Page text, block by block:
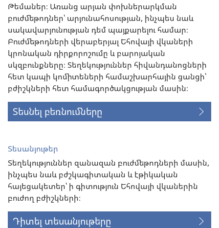
Թեմաներ։ Առանց արյան փոխներարկման
բուժմեթոդներ՝ արյունահոսության, ինչպես նաև
սակավարյունության դեմ պայքարելու համար։
Բուժմեթոդների վերաբերյալ Եհովայի վկաների
կրոնական դիրքորոշումը և բարոյական
սկզբունքները։ Տեղեկություններ հիվանդանոցների
հետ կապի կոմիտեների համաշխարհային ցանցի՝
բժիշկների հետ համագործակցության մասին։
Տեսնել բեռնումները
Տեսանյութեր
Տեղեկություններ զանազան բուժմեթոդների մասին,
ինչպես նաև բժշկագիտական և էթիկական
հայեցակետեր՝ ի գիտություն Եհովայի վկաներին
բուժող բժիշկների։
Դիտել տեսանյութերը